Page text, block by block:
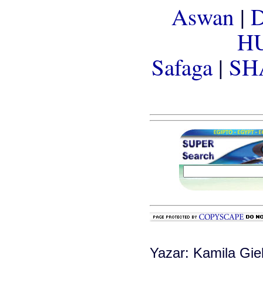
Aswan |
Safaga |
Yazar: Kamila